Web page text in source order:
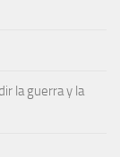
la guerra y la